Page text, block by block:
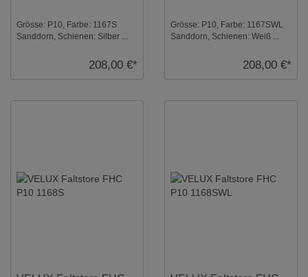
Grösse: P10, Farbe: 1167S
Sanddorn, Schienen: Silber ...
208,00 €*
Grösse: P10, Farbe: 1167SWL
Sanddorn, Schienen: Weiß ...
208,00 €*